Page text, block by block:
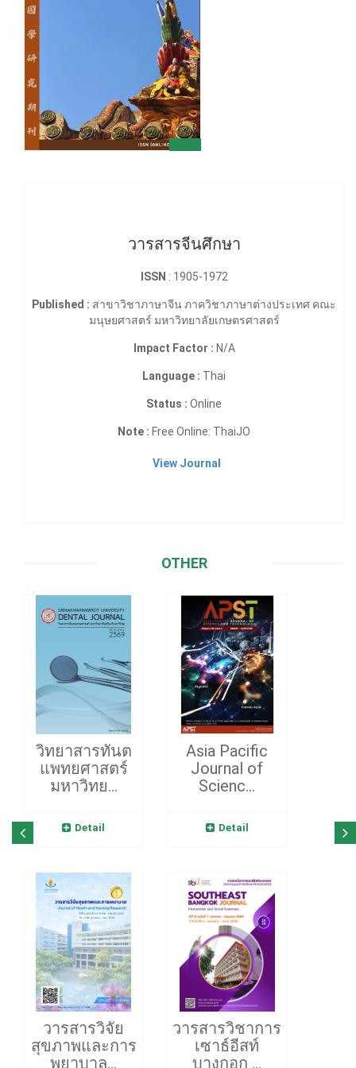
วารสารจีนศึกษา
ISSN : 1905-1972
Published : สาขาวิชาภาษาจีน ภาควิชาภาษาต่างประเทศ คณะ
มนุษยศาสตร์ มหาวิทยาลัยเกษตรศาสตร์
Impact Factor : N/A
Language : Thai
Status : Online
Note : Free Online: ThaiJO
View Journal
OTHER
วิทยาสารทันต
แพทยศาสตร์
มหาวิทย...
Detail
Asia Pacific
Journal of
Scienc...
Detail
วารสารวิจัย
สุขภาพและการ
พยาบาล...
วารสารวิชาการ
เซาธ์อีสท์
บางกอก ...